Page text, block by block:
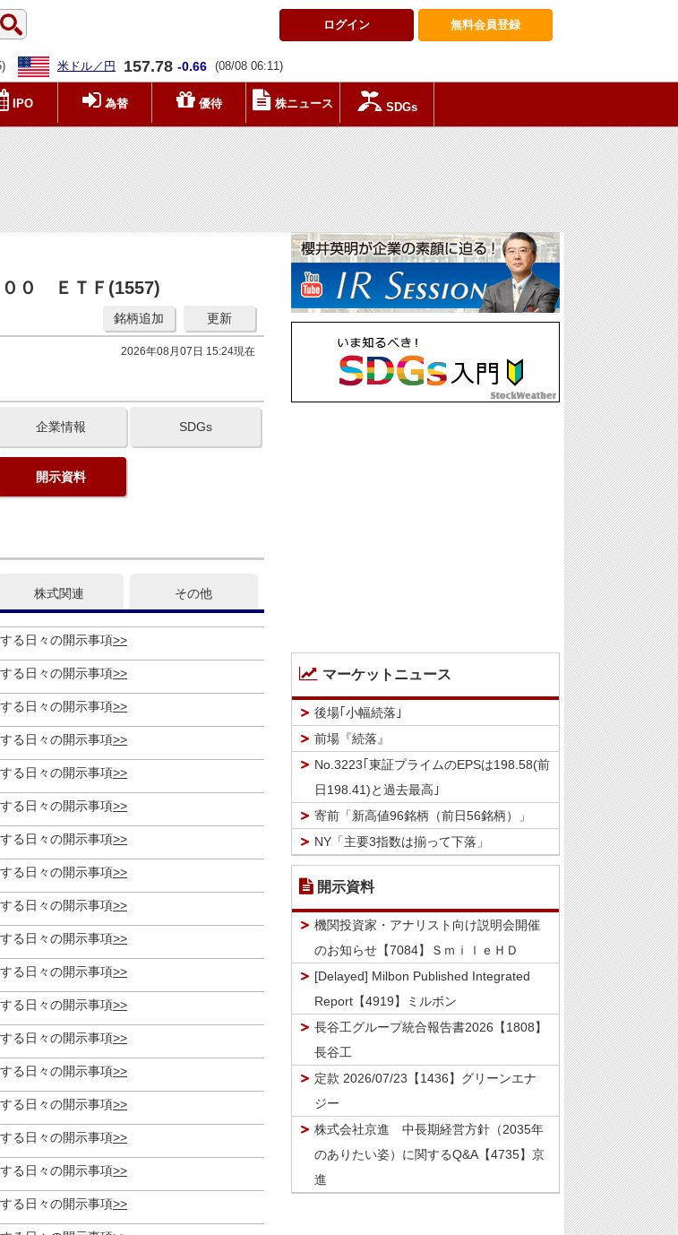
無料会員登録
ログイン
米ドル／円 157.78 -0.66 (08/08 06:11)
IPO 為替 優待 株ニュース SDGs
０ ＥＴＦ(1557)
更新
銘柄追加
2026年08月07日 15:24現在
企業情報 SDGs
開示資料
株式関連 その他
る日々の開示事項
る日々の開示事項
る日々の開示事項
る日々の開示事項
る日々の開示事項
る日々の開示事項
る日々の開示事項
る日々の開示事項
る日々の開示事項
る日々の開示事項
る日々の開示事項
る日々の開示事項
る日々の開示事項
る日々の開示事項
る日々の開示事項
る日々の開示事項
る日々の開示事項
る日々の開示事項
マーケットニュース
後場｢小幅続落｣
前場『続落』
No.3223｢東証プライムのEPSは198.58(前
日198.41)と過去最高｣
寄前「新高値96銘柄（前日56銘柄）」
NY「主要3指数は揃って下落」
開示資料
機関投資家・アナリスト向け説明会開催
のお知らせ【7084】ＳｍｉｌｅＨＤ
[Delayed] Milbon Published Integrated
Report【4919】ミルボン
長谷工グループ統合報告書2026【1808】
長谷工
定款 2026/07/23【1436】グリーンエナ
ジー
株式会社京進 中長期経営方針（2035年
のありたい姿）に関するQ&A【4735】京
進